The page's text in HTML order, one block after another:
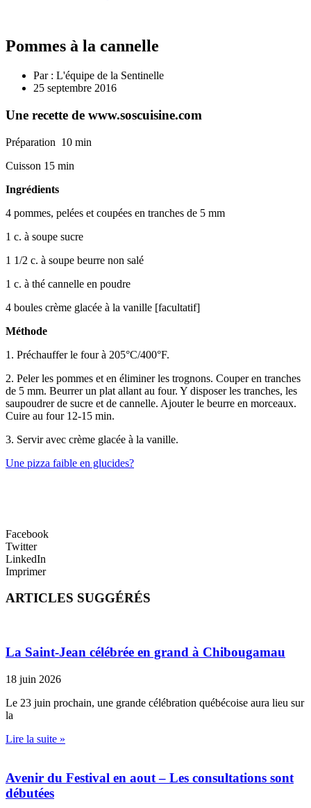
Pommes à la cannelle
Par : L'équipe de la Sentinelle
25 septembre 2016
Une recette de www.soscuisine.com
Préparation 10 min
Cuisson 15 min
Ingrédients
4 pommes, pelées et coupées en tranches de 5 mm
1 c. à soupe sucre
1 1/2 c. à soupe beurre non salé
1 c. à thé cannelle en poudre
4 boules crème glacée à la vanille [facultatif]
Méthode
1. Préchauffer le four à 205°C/400°F.
2. Peler les pommes et en éliminer les trognons. Couper en tranches
de 5 mm. Beurrer un plat allant au four. Y disposer les tranches, les
saupoudrer de sucre et de cannelle. Ajouter le beurre en morceaux.
Cuire au four 12-15 min.
3. Servir avec crème glacée à la vanille.
Une pizza faible en glucides?
Facebook
Twitter
LinkedIn
Imprimer
ARTICLES SUGGÉRÉS
La Saint-Jean célébrée en grand à Chibougamau
18 juin 2026
Le 23 juin prochain, une grande célébration québécoise aura lieu sur
la
Lire la suite »
Avenir du Festival en aout – Les consultations sont
débutées